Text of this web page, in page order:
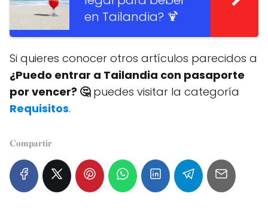
en Tailandia? 🍹
Si quieres conocer otros artículos parecidos a
¿Puedo entrar a Tailandia con pasaporte
por vencer? 🤔puedes visitar la categoría
Requisitos.
𝐂𝐨𝐦𝐩𝐚𝐫𝐭𝐢𝐫